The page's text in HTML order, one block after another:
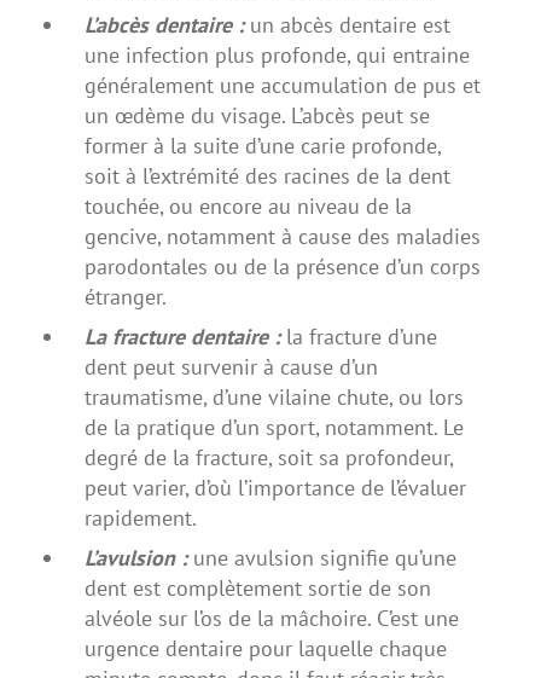
L’abcès dentaire :un abcès dentaire est
une infection plus profonde, qui entraine
généralement une accumulation de pus et
un œdème du visage. L’abcès peut se
former à la suite d’une carie profonde,
soit à l’extrémité des racines de la dent
touchée, ou encore au niveau de la
gencive, notamment à cause des maladies
parodontales ou de la présence d’un corps
étranger.
La fracture dentaire :la fracture d’une
dent peut survenir à cause d’un
traumatisme, d’une vilaine chute, ou lors
de la pratique d’un sport, notamment. Le
degré de la fracture, soit sa profondeur,
peut varier, d’où l’importance de l’évaluer
rapidement.
L’avulsion :une avulsion signifie qu’une
dent est complètement sortie de son
alvéole sur l’os de la mâchoire. C’est une
urgence dentaire pour laquelle chaque